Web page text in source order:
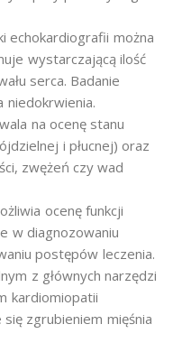
echokardiografii można
wystarczającą ilość
serca. Badanie
na ocenę stanu
i płucnej) oraz
zwężeń czy wad
ocenę funkcji
w diagnozowaniu
postępów leczenia.
z głównych narzędzi
kardiomiopatii
zgrubieniem mięśnia